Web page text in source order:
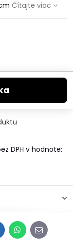
Čítajte viac
DPH v hodnote:
WhatsApp
E-
mail